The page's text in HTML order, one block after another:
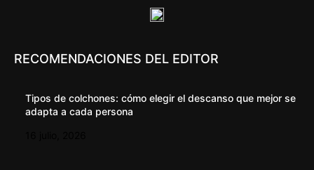
RECOMENDACIONES DEL EDITOR
Tipos de colchones: cómo elegir el descanso que mejor se
adapta a cada persona